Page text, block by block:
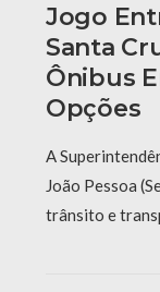
Jogo
Santa
Ônibus
Opções
A
João Pessoa
trânsito e